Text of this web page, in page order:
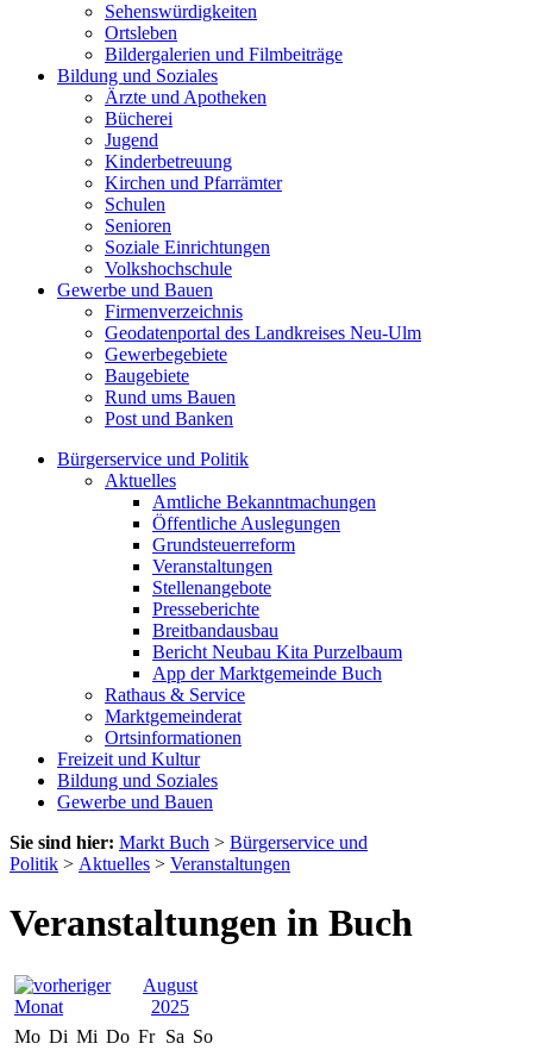
Sehenswürdigkeiten
Ortsleben
Bildergalerien und Filmbeiträge
Bildung und Soziales
Ärzte und Apotheken
Bücherei
Jugend
Kinderbetreuung
Kirchen und Pfarrämter
Schulen
Senioren
Soziale Einrichtungen
Volkshochschule
Gewerbe und Bauen
Firmenverzeichnis
Geodatenportal des Landkreises Neu-Ulm
Gewerbegebiete
Baugebiete
Rund ums Bauen
Post und Banken
Bürgerservice und Politik
Aktuelles
Amtliche Bekanntmachungen
Öffentliche Auslegungen
Grundsteuerreform
Veranstaltungen
Stellenangebote
Presseberichte
Breitbandausbau
Bericht Neubau Kita Purzelbaum
App der Marktgemeinde Buch
Rathaus & Service
Marktgemeinderat
Ortsinformationen
Freizeit und Kultur
Bildung und Soziales
Gewerbe und Bauen
Sie sind hier: Markt Buch > Bürgerservice und
Politik > Aktuelles > Veranstaltungen
Veranstaltungen in Buch
August
2025
Mo Di Mi Do Fr Sa So